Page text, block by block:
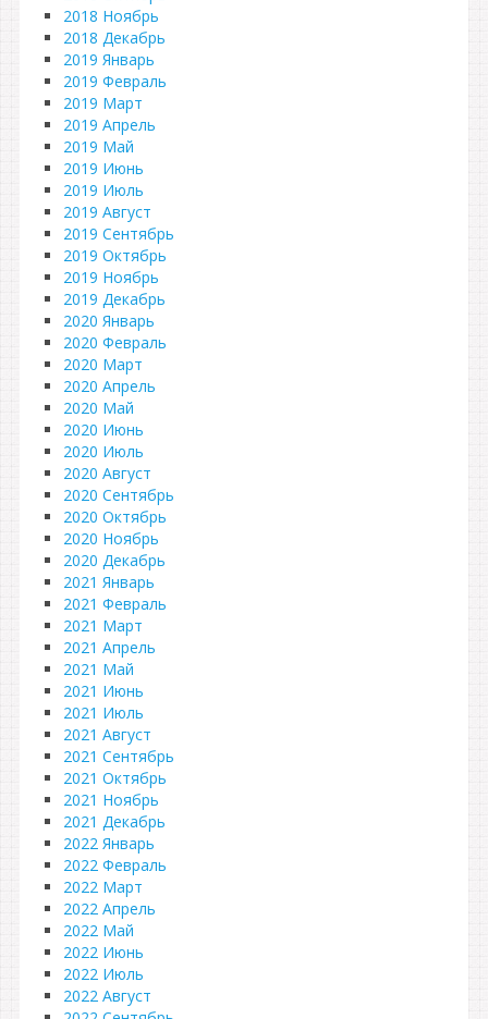
2018 Ноябрь
2018 Декабрь
2019 Январь
2019 Февраль
2019 Март
2019 Апрель
2019 Май
2019 Июнь
2019 Июль
2019 Август
2019 Сентябрь
2019 Октябрь
2019 Ноябрь
2019 Декабрь
2020 Январь
2020 Февраль
2020 Март
2020 Апрель
2020 Май
2020 Июнь
2020 Июль
2020 Август
2020 Сентябрь
2020 Октябрь
2020 Ноябрь
2020 Декабрь
2021 Январь
2021 Февраль
2021 Март
2021 Апрель
2021 Май
2021 Июнь
2021 Июль
2021 Август
2021 Сентябрь
2021 Октябрь
2021 Ноябрь
2021 Декабрь
2022 Январь
2022 Февраль
2022 Март
2022 Апрель
2022 Май
2022 Июнь
2022 Июль
2022 Август